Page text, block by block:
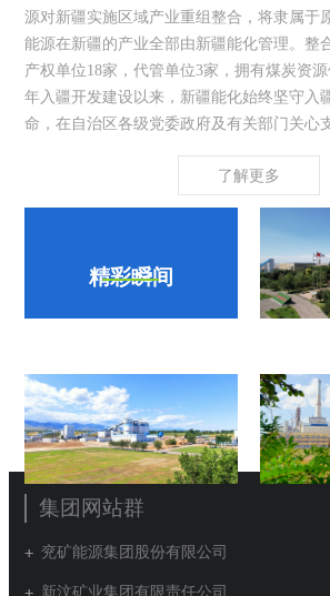
源对新疆实施区域产业重组整合，将隶属于
能源在新疆的产业全部由新疆能化管理。整
产权单位18家，代管单位3家，拥有煤炭资
年入疆开发建设以来，新疆能化始终坚守入
命，在自治区各级党委政府及有关部门关心
综合发展的理念，总体谋划，科学布局，在
援疆特色之路。目前形成“一市五地州”产业
为依托、资源转化为主导的现代能源化工基
对，其中有全国一流的智能化井工矿井年产
和年产900万吨的伊新煤业；煤化工项目2个
湾矿区布局了年产2000万吨的四号露天煤矿
化一体”项目。 新疆能化认真履行社会责任
康、保护好生态环境作为最大的社会责任。
安全环保设施升级，投入7.2亿元用于智能
省部级科学技术奖12项，2家企业被评为国家
吸纳当地就业，招收当地用工3200余人，占
多所高等院校建立大学生就业合作关系，开
了解更多
精彩瞬间
集团网站群
兖矿能源集团股份有限公司
新汶矿业集团有限责任公司